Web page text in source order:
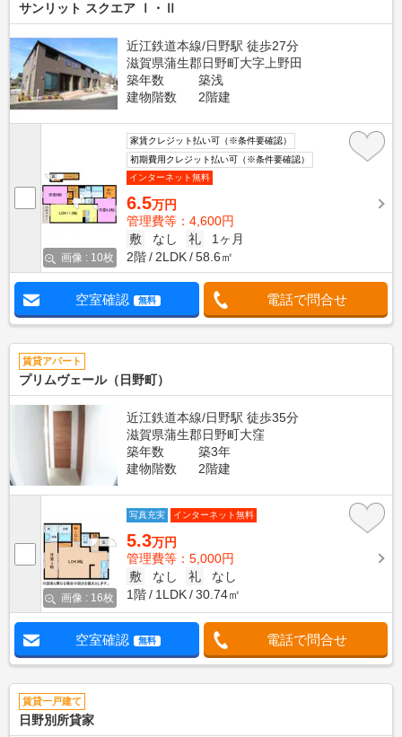
サンリット スクエア Ⅰ・Ⅱ
近江鉄道本線/日野駅 徒歩27分
滋賀県蒲生郡日野町大字上野田
築年数
築浅
建物階数
2階建
画像 : 10枚
家賃クレジット払い可（※条件要確認）
初期費用クレジット払い可（※条件要確認）
インターネット無料
6.5万円
管理費等：4,600円
敷
なし 礼
1ヶ月
2階
2LDK 58.6㎡
空室確認 無料 電話で問合せ
賃貸アパート
プリムヴェール（日野町）
近江鉄道本線/日野駅 徒歩35分
滋賀県蒲生郡日野町大窪
築年数
築3年
建物階数
2階建
画像 : 16枚
写真充実 インターネット無料
5.3万円
管理費等：5,000円
敷
なし 礼
なし
1階
1LDK 30.74㎡
空室確認 無料 電話で問合せ
賃貸一戸建て
日野別所貸家